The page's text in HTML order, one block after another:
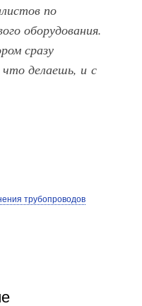
по
оборудования.
сразу
делаешь, и с
трубопроводов